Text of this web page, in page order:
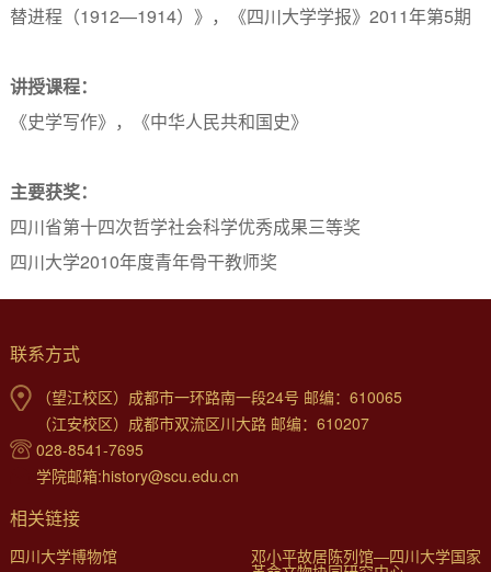
替进程（1912—1914）》，《四川大学学报》2011年第5期
讲授课程：
《史学写作》，《中华人民共和国史》
主要获奖：
四川省第十四次哲学社会科学优秀成果三等奖
四川大学2010年度青年骨干教师奖
联系方式
（望江校区）成都市一环路南一段24号 邮编：610065
（江安校区）成都市双流区川大路 邮编：610207
028-8541-7695
学院邮箱:history@scu.edu.cn
相关链接
四川大学博物馆 邓小平故居陈列馆—四川大学国家